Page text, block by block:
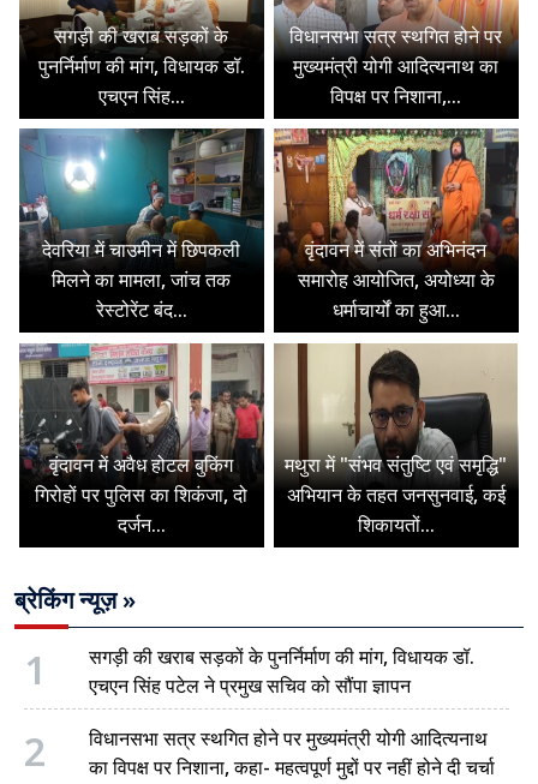
सगड़ी की खराब सड़कों के
पुनर्निर्माण की मांग, विधायक डॉ.
एचएन सिंह...
विधानसभा सत्र स्थगित होने पर
मुख्यमंत्री योगी आदित्यनाथ का
विपक्ष पर निशाना,...
देवरिया में चाउमीन में छिपकली
मिलने का मामला, जांच तक
रेस्टोरेंट बंद...
वृंदावन में संतों का अभिनंदन
समारोह आयोजित, अयोध्या के
धर्माचार्यों का हुआ...
वृंदावन में अवैध होटल बुकिंग
गिरोहों पर पुलिस का शिकंजा, दो
दर्जन...
मथुरा में "संभव संतुष्टि एवं समृद्धि"
अभियान के तहत जनसुनवाई, कई
शिकायतों...
ब्रेकिंग न्यूज़ »
1
सगड़ी की खराब सड़कों के पुनर्निर्माण की मांग, विधायक डॉ.
एचएन सिंह पटेल ने प्रमुख सचिव को सौंपा ज्ञापन
2
विधानसभा सत्र स्थगित होने पर मुख्यमंत्री योगी आदित्यनाथ
का विपक्ष पर निशाना, कहा- महत्वपूर्ण मुद्दों पर नहीं होने दी चर्चा